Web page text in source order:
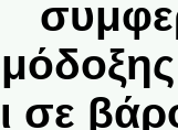
σε